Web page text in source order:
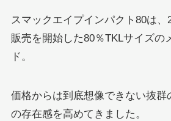
スマックエイプインパクト80は、
販売を開始した80％TKLサイズの
ド。
価格からは到底想像できない抜群
の存在感を高めてきました。